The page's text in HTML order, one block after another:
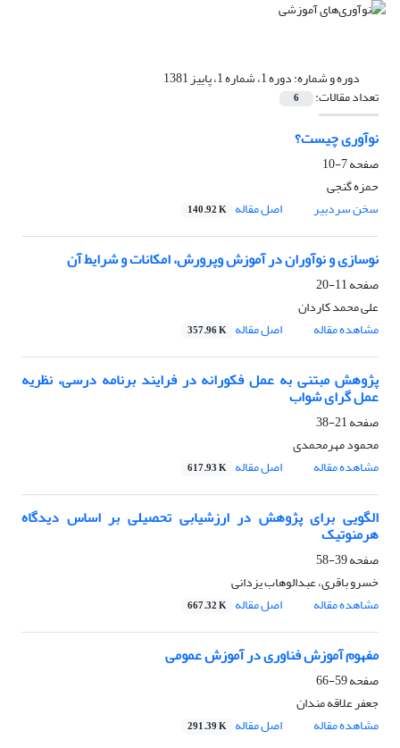
دوره و شماره:دوره 1، شماره 1، پاییز 1381
تعداد مقالات: 6
نوآوری چیست؟
صفحه7-10
حمزه گنجی
سخن سردبیر
اصل مقاله 140.92 K
نوسازی و نوآوران در آموزش وپرورش، امکانات و شرایط آن
صفحه11-20
علی محمد کاردان
مشاهده مقاله
اصل مقاله 357.96 K
پژوهش مبتنی به عمل فکورانه در فرایند برنامه درسی، نظریه
عمل گرای شواب
صفحه21-38
محمود مهرمحمدی
مشاهده مقاله
اصل مقاله 617.93 K
الگویی برای پژوهش در ارزشیابی تحصیلی بر اساس دیدگاه
هرمنوتیک
صفحه39-58
خسرو باقری، عبدالوهاب یزدانی
مشاهده مقاله
اصل مقاله 667.32 K
مفهوم آموزش فناوری در آموزش عمومی
صفحه59-66
جعفر علاقه مندان
مشاهده مقاله
اصل مقاله 291.39 K